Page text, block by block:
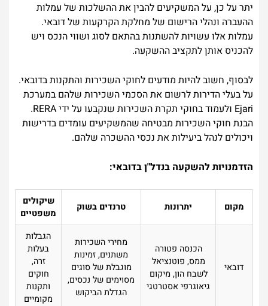
יתר על כן, על המשקיעים להבין את ההשלכות של עמלות
ההעברה ונהלי הרישום של מחלקת הקרקעות של דובאי.
עמלות אלו עשויות להשתנות בהתאם לסוג ושווי הנכס ויש
להכניס אותן לתקציב ההשקעה.
לבסוף, חשוב להיות מודעים לחוקי השכירות והתקנות בדובאי.
על בעלי הדירות לרשום את הסכמי השכירות שלהם במערכת
Ejari ולעמוד בחוקי תקרת השכירות שנקבעו על ידי RERA.
הבנת חוקי השכירות מבטיחה שהמשקיעים עומדים בדרישות
ויכולים לנהל ביעילות את נכסי ההשכרה שלהם.
הזדמנויות להשקעה בנדל"ן בדובאי:
מקום יתרונות טרנדים בשוק
שיקולים
משפטיים
דובאי
הכנסה פטורה
ממס, פוטנציאל
לשבח הון, מיקום
גיאוגרפי אסטרטגי
מחירי השכירות
משתנים, זמינות
מוגבלת של סוגים
מסוימים של נכסים,
הגדלת הביקוש
הגבלות
בעלות
זרה,
חוקים
ותקנות
מקומיים